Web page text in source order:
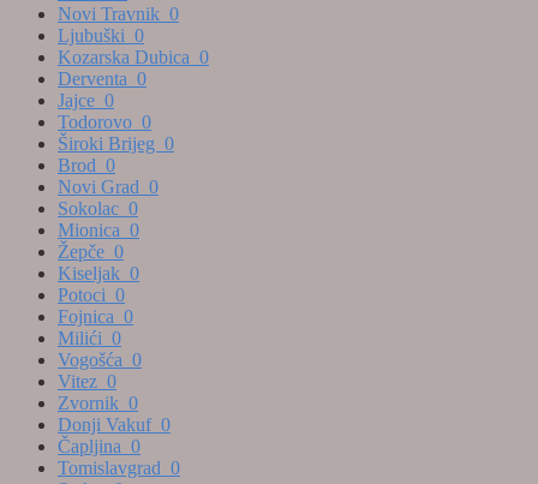
Novi Travnik 0
Ljubuški 0
Kozarska Dubica 0
Derventa 0
Jajce 0
Todorovo 0
Široki Brijeg 0
Brod 0
Novi Grad 0
Sokolac 0
Mionica 0
Žepče 0
Kiseljak 0
Potoci 0
Fojnica 0
Milići 0
Vogošća 0
Vitez 0
Zvornik 0
Donji Vakuf 0
Čapljina 0
Tomislavgrad 0